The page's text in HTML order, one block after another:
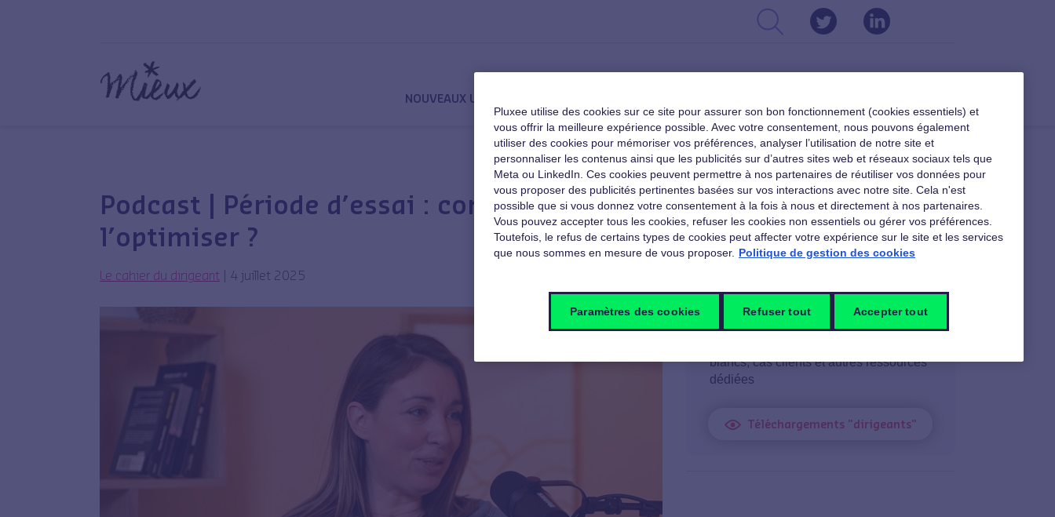
NOUVEAUX USAGES
Podcast | Période d’essai : comment
l’optimiser ?
Le cahier du dirigeant 4 juillet 2025
A TÉLÉCHARGER
dirigeants
Pour vous accompagner dans votre la
blancs, cas clients et autres ressources
dédiées
Téléchargements "dirigeants"
Pluxee utilise des cookies sur ce site pour assurer son bon fonctionnement (cookies essentiels) et
vous offrir la meilleure expérience possible. Avec votre consentement, nous pouvons également
utiliser des cookies pour mémoriser vos préférences, analyser l’utilisation de notre site et
personnaliser les contenus ainsi que les publicités sur d’autres sites web et réseaux sociaux tels que
Meta ou LinkedIn. Ces cookies peuvent permettre à nos partenaires de réutiliser vos données pour
vous proposer des publicités pertinentes basées sur vos interactions avec notre site. Cela n'est
possible que si vous donnez votre consentement à la fois à nous et directement à nos partenaires.
Vous pouvez accepter tous les cookies, refuser les cookies non essentiels ou gérer vos préférences.
Toutefois, le refus de certains types de cookies peut affecter votre expérience sur le site et les services
que nous sommes en mesure de vous proposer. Politique de gestion des cookies
Paramètres des cookies Refuser tout Accepter tout